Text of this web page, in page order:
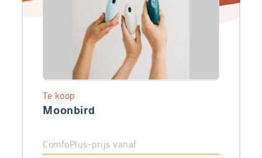
Moonbird
Te koop
ComfoPlus-prijs vanaf